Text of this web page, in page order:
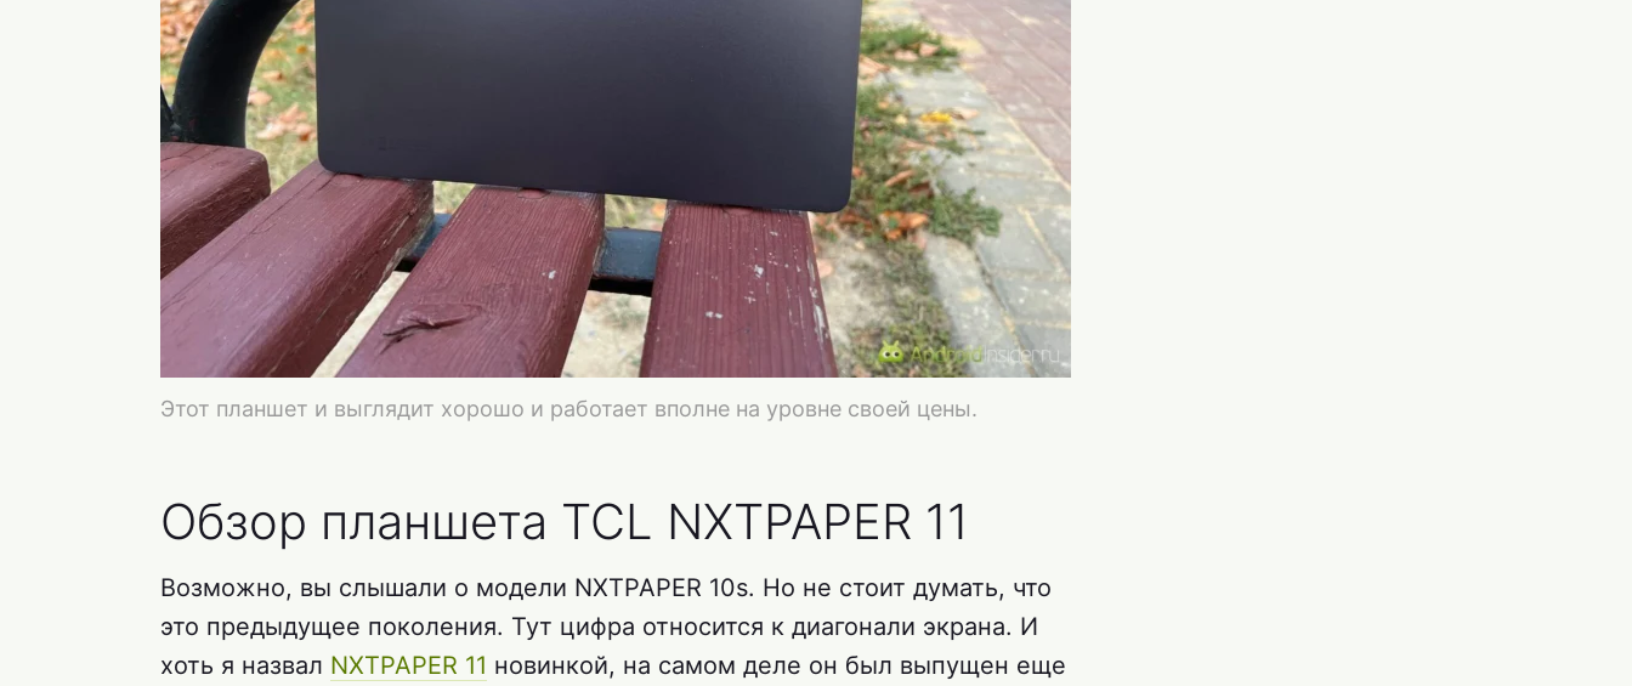
Этот планшет и выглядит хорошо и работает вполне на уровне своей цены.
Обзор планшета TCL NXTPAPER 11
Возможно, вы слышали о модели NXTPAPER 10s. Но не стоит думать, что
это предыдущее поколения. Тут цифра относится к диагонали экрана. И
хоть я назвал NXTPAPER 11 новинкой, на самом деле он был выпущен еще